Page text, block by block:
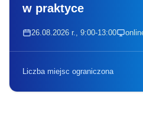
w praktyce
26.08.2026 r., 9:00-13:00
Liczba miejsc ograniczona